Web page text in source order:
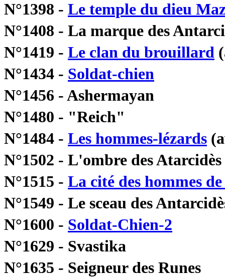
N°1398 - Le temple du dieu
N°1408 - La marque des
N°1419 - Le clan du brouillard
N°1434 - Soldat-chien
N°1456 - Ashermayan
N°1480 - "Reich"
N°1484 - Les hommes-lézards
N°1502 - L'ombre des Atarcidès
N°1515 - La cité des hommes
N°1549 - Le sceau des
N°1600 - Soldat-Chien-2
N°1629 - Svastika
N°1635 - Seigneur des Runes